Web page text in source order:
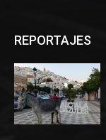
REPORTAJES